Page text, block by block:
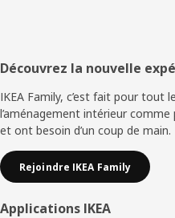
Pied
de
page
Découvrez la nouvelle
IKEA Family, c’est fait pour tout
l’aménagement intérieur
et ont besoin d’un coup de main.
Rejoindre IKEA Family
Applications IKEA